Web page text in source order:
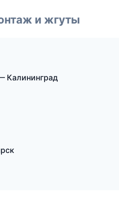
и жгуты
Калининград